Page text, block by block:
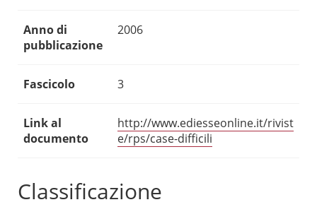
Anno di
pubblicazione
2006
Fascicolo 3
Link al
documento
http://www.ediesseonline.it/rivist
e/rps/case-difficili
Classificazione